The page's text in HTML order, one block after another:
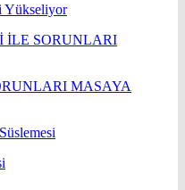
Yükseliyor
MASAYA